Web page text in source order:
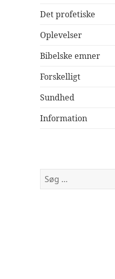
Det profetiske
Oplevelser
Bibelske emner
Forskelligt
Sundhed
Information
Søg
efter: